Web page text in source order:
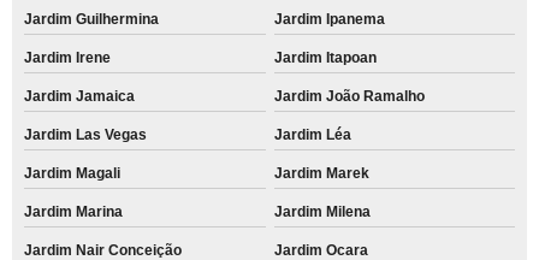
Jardim Guilhermina Jardim Ipanema
Jardim Irene Jardim Itapoan
Jardim Jamaica Jardim João Ramalho
Jardim Las Vegas Jardim Léa
Jardim Magali Jardim Marek
Jardim Marina Jardim Milena
Jardim Nair Conceição Jardim Ocara